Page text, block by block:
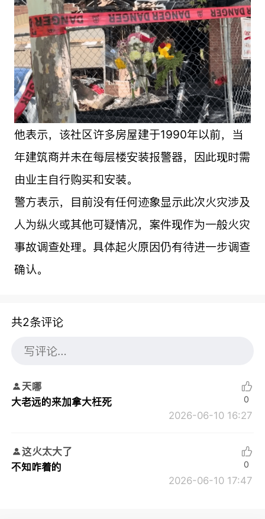
他表示，该社区许多房屋建于1990年以前，当
年建筑商并未在每层楼安装报警器，因此现时需
由业主自行购买和安装。
警方表示，目前没有任何迹象显示此次火灾涉及
人为纵火或其他可疑情况，案件现作为一般火灾
事故调查处理。具体起火原因仍有待进一步调查
确认。
共2条评论
天哪
大老远的来加拿大枉死
2026-06-10 16:27
0
这火太大了
不知咋着的
2026-06-10 17:47
0